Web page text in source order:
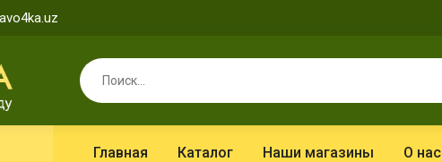
Главная Каталог Наши магазины О нас